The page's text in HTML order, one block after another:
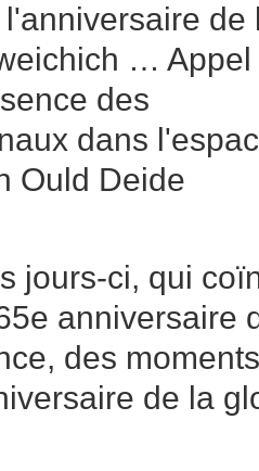
de
… Appel
des
dans
Ould Deide
jours-ci, qui
anniversaire
des
de la